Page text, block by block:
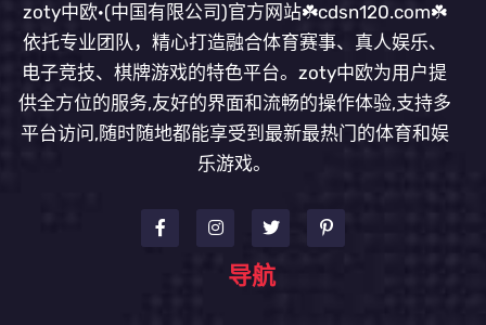
zoty中欧·(中国有限公司)官方网站☘️cdsn120.com☘️
依托专业团队，精心打造融合体育赛事、真人娱乐、
电子竞技、棋牌游戏的特色平台。zoty中欧为用户提
供全方位的服务,友好的界面和流畅的操作体验,支持多
平台访问,随时随地都能享受到最新最热门的体育和娱
乐游戏。
导航